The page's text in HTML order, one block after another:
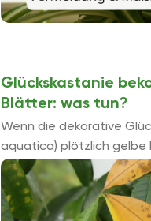
Glückskastanie
Blätter: was tun?
Wenn die dekorative
aquatica) plötzlich gelbe
dann kann dies
Es wichtig, in so einem
reagieren. ...